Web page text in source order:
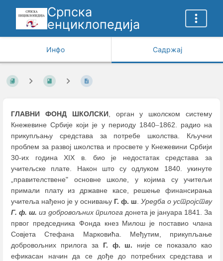
Српска
енциклопедија
Инфо Садржај
ГЛАВНИ ФОНД ШКОЛСКИ, орган у школском систему
Кнежевине Србије који је у периоду 1840–1862. радио на
прикупљању средстава за потребе школства. Кључни
проблем за развој школства и просвете у Кнежевини Србији
30-их година XIX в. био је недостатак средстава за
учитељске плате. Након што су одлуком 1840. укинуте
„правителствене" основне школе, у којима су учитељи
примали плату из државне касе, решење финансирања
учитеља нађено је у оснивању Г. ф. ш. Уредба о устројству
Г. ф. ш. из добровољних прилога донета је јануара 1841. За
првог председника Фонда кнез Милош је поставио члана
Совјета Стефана Марковића. Међутим, прикупљање
добровољних прилога за Г. ф. ш. није се показало као
ефикасан начин да се дође до потребних средстава и